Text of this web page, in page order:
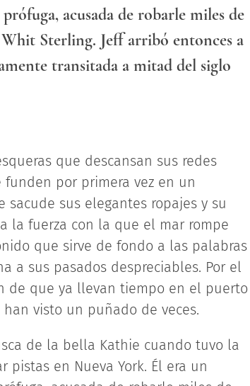
acusada de robarle miles de
Sterling. Jeff arribó entonces a
transitada a mitad del siglo
que descansan sus redes
funden por primera vez en un
sacude sus elegantes ropajes y su
la fuerza con la que el mar rompe
que sirve de fondo a las palabras
a sus pasados despreciables. Por el
de que ya llevan tiempo en el puerto
visto un puñado de veces.
de la bella Kathie cuando tuvo la
pistas en Nueva York. Él era un